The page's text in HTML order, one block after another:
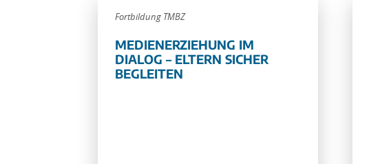
Fortbildung TMBZ
MEDIENERZIEHUNG IM
DIALOG – ELTERN SICHER
BEGLEITEN